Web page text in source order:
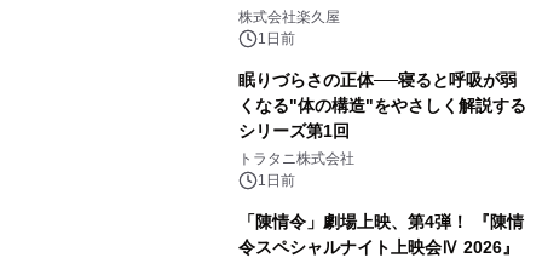
メニューを提供
株式会社楽久屋
1日前
眠りづらさの正体──寝ると呼吸が弱
くなる"体の構造"をやさしく解説する
シリーズ第1回
トラタニ株式会社
1日前
「陳情令」劇場上映、第4弾！ 『陳情
令スペシャルナイト上映会Ⅳ 2026』